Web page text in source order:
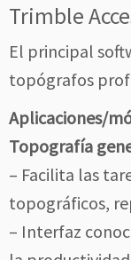
Trimble
El principal
topógrafos
Aplicaciones/
Topografía
– Facilita las
topográficos,
– Interfaz